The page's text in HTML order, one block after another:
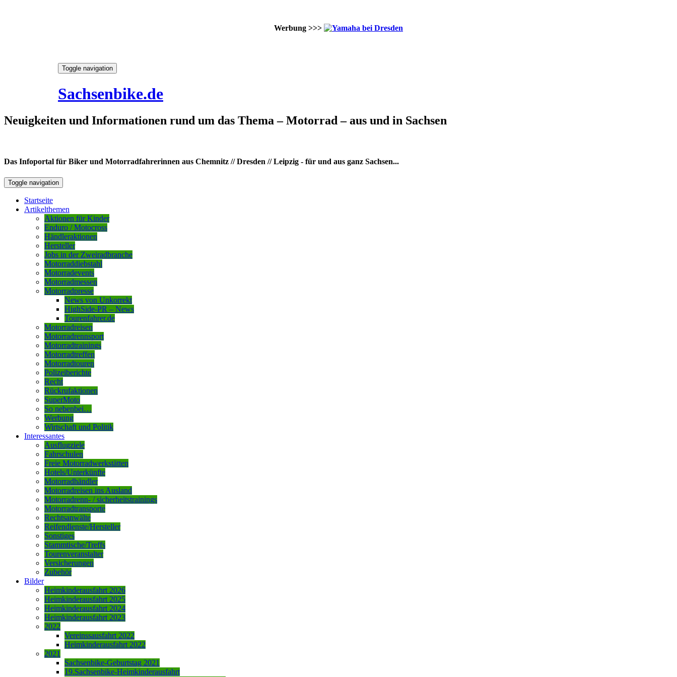
Werbung >>>
Toggle navigation
Sachsenbike.de
Neuigkeiten und Informationen rund um das Thema – Motorrad – aus und in Sachsen
Das Infoportal für Biker und Motorradfahrerinnen aus Chemnitz // Dresden // Leipzig - für und aus ganz Sachsen...
Toggle navigation
Startseite
Artikelthemen
Aktionen für Kinder
Enduro / Motocross
Händleraktionen
Hersteller
Jobs in der Zweiradbranche
Motorraddiebstahl
Motorradevents
Motorradmessen
Motorradpresse
News von Unkorrekt
HighSide-PR – News
Tourenfahrer.de
Motorradreisen
Motorradrennsport
Motorradtrainings
Motorradtreffen
Motorradtouren
Polizeiberichte
Recht
Rückrufaktionen
SuperMoto
So nebenbei…
Werbung
Wirtschaft und Politik
Interessantes
Ausflugziele
Fahrschulen
Freie Motorradwerkstätten
Hotels/Unterkünfte
Motorradhändler
Motorradreisen ins Ausland
Motorradrenn- / sicherheitstrainings
Motorradtransporte
Rechtsanwälte
Reifendienste/Hersteller
Sonstiges
Stammtische/Treffs
Tourenveranstalter
Versicherungen
Zubehör
Bilder
Heimkinderausfahrt 2026
Heimkinderausfahrt 2025
Heimkinderausfahrt 2024
Heimkinderausfahrt 2023
2022
Vereinssausfahrt 2022
Heimkinderausfahrt 2022
2021
Sachsenbike-Geburtstag 2021
19.Sachsenbike-Heimkinderausfahrt